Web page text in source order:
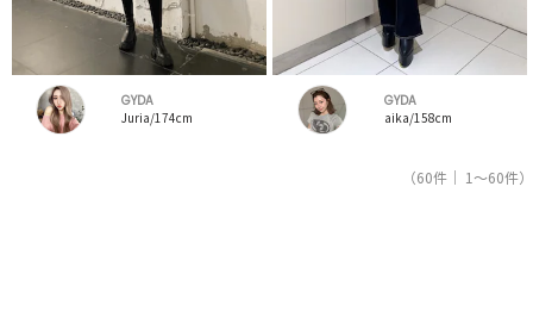
GYDA
Juria/174cm
GYDA
aika/158cm
（60件｜ 1～60件）